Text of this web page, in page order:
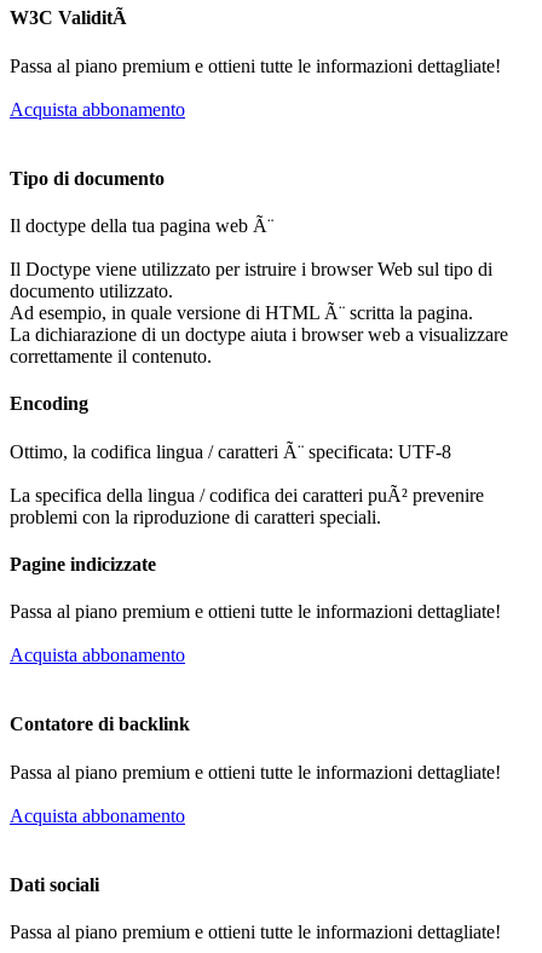
W3C ValiditÃ
Passa al piano premium e ottieni tutte le informazioni dettagliate!
Acquista abbonamento
Tipo di documento
Il doctype della tua pagina web Ã¨
Il Doctype viene utilizzato per istruire i browser Web sul tipo di
documento utilizzato.
Ad esempio, in quale versione di HTML Ã¨ scritta la pagina.
La dichiarazione di un doctype aiuta i browser web a visualizzare
correttamente il contenuto.
Encoding
Ottimo, la codifica lingua / caratteri Ã¨ specificata: UTF-8
La specifica della lingua / codifica dei caratteri puÃ² prevenire
problemi con la riproduzione di caratteri speciali.
Pagine indicizzate
Passa al piano premium e ottieni tutte le informazioni dettagliate!
Acquista abbonamento
Contatore di backlink
Passa al piano premium e ottieni tutte le informazioni dettagliate!
Acquista abbonamento
Dati sociali
Passa al piano premium e ottieni tutte le informazioni dettagliate!